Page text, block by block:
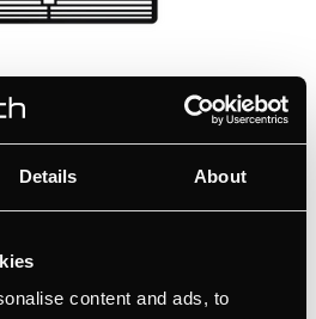
Details About
content and ads, to
Black Velvet | für KMI12850 -
- KMI8350
+ PRODUKTDETAILS